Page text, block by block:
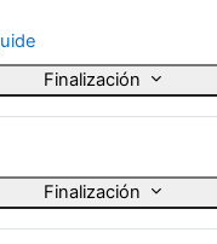
Finalización
Finalización